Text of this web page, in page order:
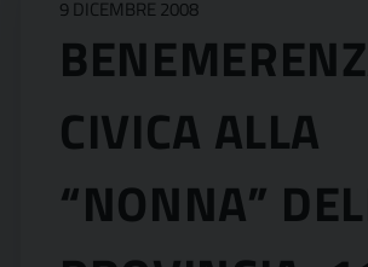
9 DICEMBRE 2008
CIVICA ALLA
“NONNA”